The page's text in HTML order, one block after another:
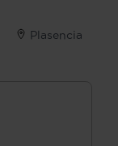
Plasencia